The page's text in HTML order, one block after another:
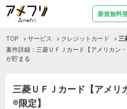
新規無料
TOP サービス クレジットカード
三
案件詳細：三菱ＵＦＪカード【アメリカン
が貯まる
三菱ＵＦＪカード【アメリ
®限定】